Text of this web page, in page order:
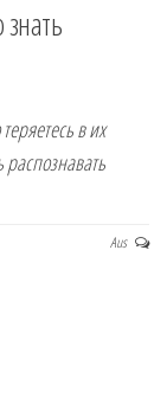
в их
Aus